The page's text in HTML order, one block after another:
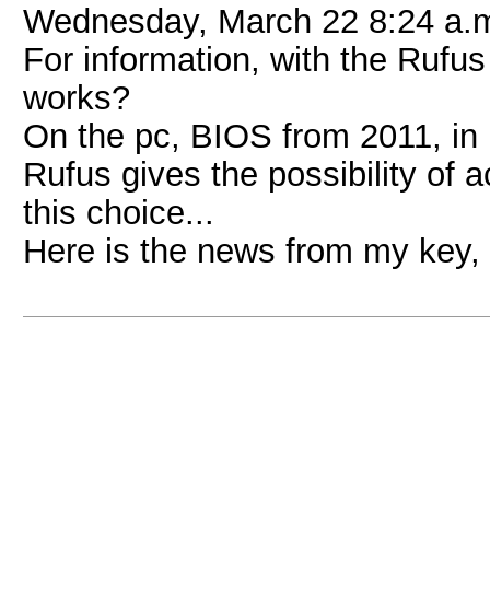
Wednesday, March 22 8:24
For information, with the
works?
On the pc, BIOS from 2011,
Rufus gives the possibility of
this choice...
Here is the news from my